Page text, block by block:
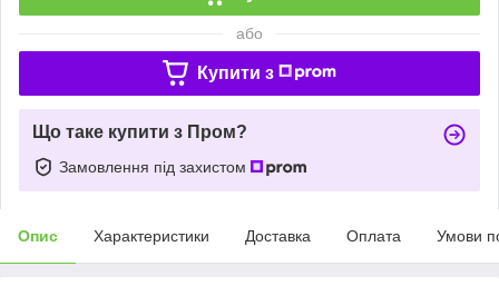
або
Купити з
Що таке купити з Пром?
Замовлення під захистом
Опис Характеристики Доставка Оплата Умови